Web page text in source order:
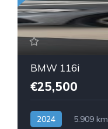
BMW 116i
€25,500
2024 5.909 km